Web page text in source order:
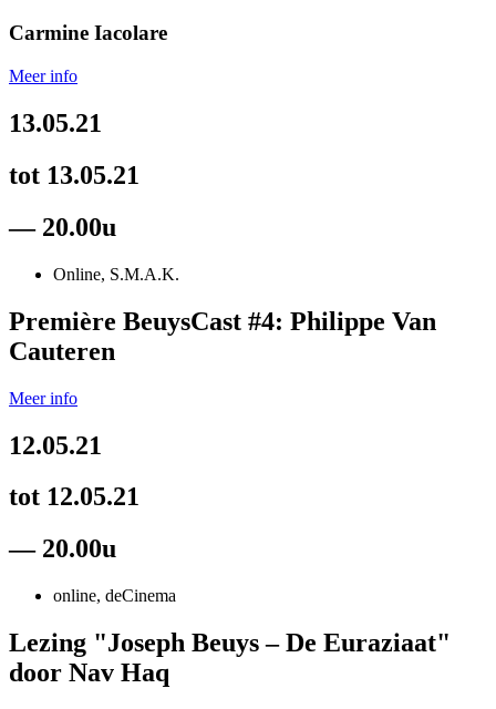
Carmine Iacolare
Meer info
13.05.21
tot 13.05.21
— 20.00u
Online, S.M.A.K.
Première BeuysCast #4: Philippe Van
Cauteren
Meer info
12.05.21
tot 12.05.21
— 20.00u
online, deCinema
Lezing "Joseph Beuys – De Euraziaat"
door Nav Haq